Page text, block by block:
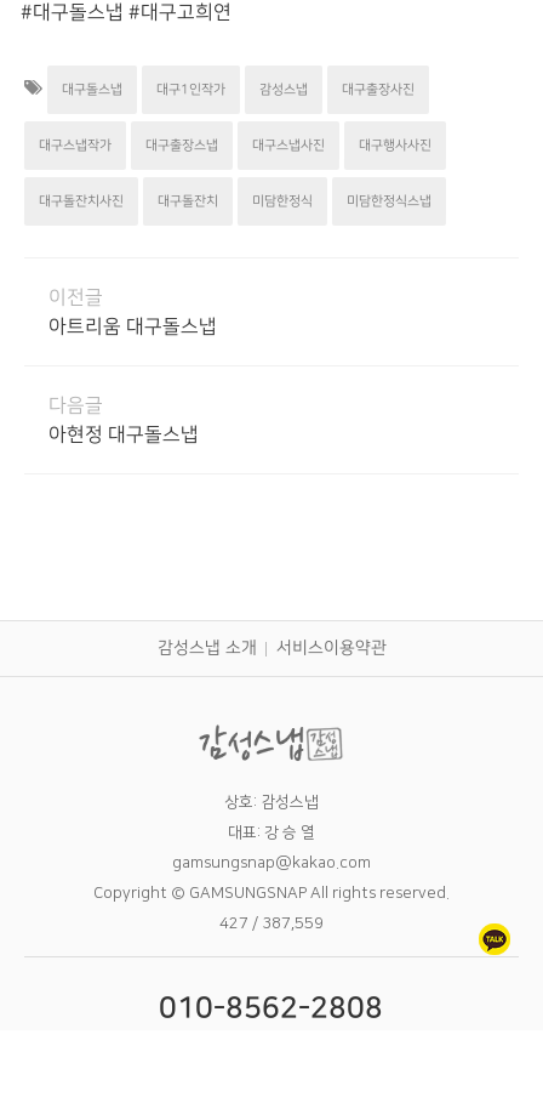
#대구돌스냅 #대구고희연
대구돌스냅 대구1인작가 감성스냅 대구출장사진
대구스냅작가 대구출장스냅 대구스냅사진 대구행사사진
대구돌잔치사진 대구돌잔치 미담한정식 미담한정식스냅
이전글
아트리움 대구돌스냅
다음글
아현정 대구돌스냅
감성스냅 소개 서비스이용약관
상호: 감성스냅
대표: 강 승 열
gamsungsnap@kakao.com
Copyright © GAMSUNGSNAP All rights reserved.
427 / 387,559
010-8562-2808